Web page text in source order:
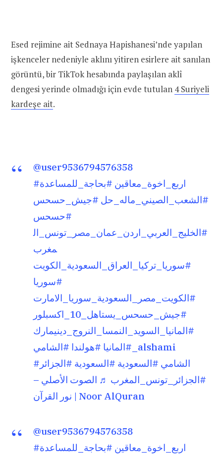
Esed rejimine ait Sednaya Hapishanesi’nde yapılan
işkenceler nedeniyle aklını yitiren esirlere ait sanılan
görüntü, bir TikTok hesabında paylaşılan aklî
dengesi yerinde olmadığı için evde tutulan 4 Suriyeli
kardeşe ait.
@user9536794576358
#اربع_اخوة_معاقين #بحاجة_للمساعدة
#الشعب_الصيني_ماله_حل #جيش_حسحس
#حسحس
#الخليج_العربي_اردن_عمان_مصر_تونس_ال
مغرب
#سوريا_تركيا_العراق_السعودية_الكويت
#سوريا
#الكويت_مصر_السعودية_سوريا_الامارت
#جيش_حسحس_يستاهل_10_اكسبلور
#المانيا_السويد_النمسا_النروج_دينيمارك
#المانيا #هولندا
#الشامي_alshami
#الشامي #السعودية #السعودية #الجزائر
#الجزائر_تونس_المغرب ♬ الصوت الأصلي –
نور القرآن | Noor AlQuran
@user9536794576358
#اربع_اخوة_معاقين #بحاجة_للمساعدة